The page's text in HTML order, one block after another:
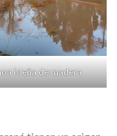
isleña de madera